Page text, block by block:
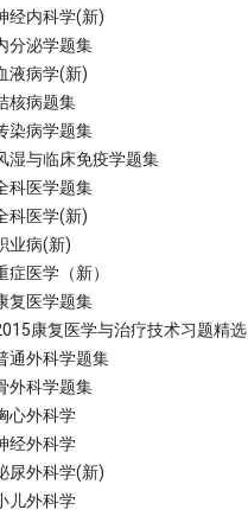
经内科学(新)
分泌学题集
液病学(新)
核病题集
染病学题集
湿与临床免疫学题集
科医学题集
科医学(新)
业病(新)
症医学（新）
复医学题集
康复医学与治疗技术习题精选
通外科学题集
外科学题集
心外科学
经外科学
尿外科学(新)
儿外科学